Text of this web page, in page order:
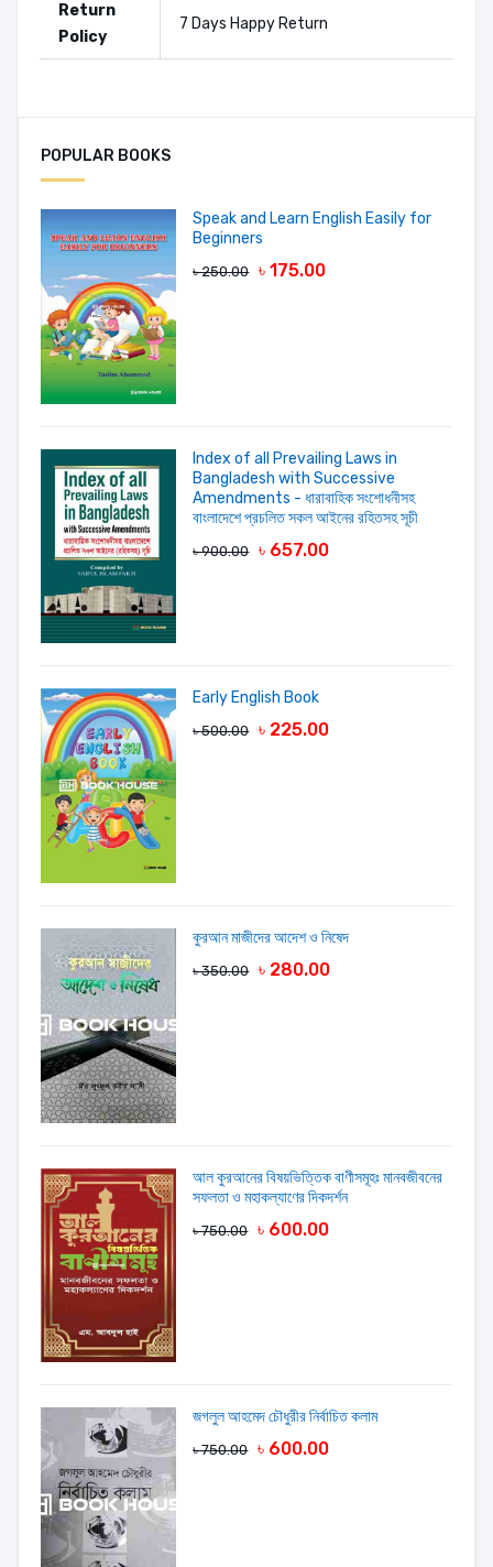
Return
Policy
7 Days Happy Return
Add A Review
Your Rating
Your review
LOGIN FIRST
POPULAR BOOKS
Speak and Learn English Easily for
Beginners
৳ 250.00 ৳ 175.00
Index of all Prevailing Laws in
Bangladesh with Successive
Amendments - ধারাবাহিক সংশোধনীসহ
বাংলাদেশে প্রচলিত সকল আইনের রহিতসহ সূচী
৳ 900.00 ৳ 657.00
Early English Book
৳ 500.00 ৳ 225.00
কুরআন মাজীদের আদেশ ও নিষেদ
৳ 350.00 ৳ 280.00
আল কুরআনের বিষয়ভিত্তিক বাণীসমূহঃ মানবজীবনের
সফলতা ও মহাকল্যাণের দিকদর্শন
৳ 750.00 ৳ 600.00
জগলুল আহমেদ চৌধুরীর নির্বাচিত কলাম
৳ 750.00 ৳ 600.00